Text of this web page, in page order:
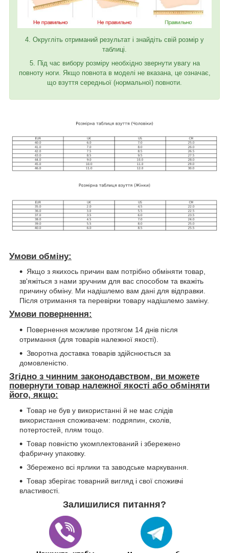
4. Округліть отриманий результат і знайдіть свій розмір у
таблиці.
5. Під час вибору розміру необхідно звернути увагу на
повноту ноги. Якщо повнота в моделі не вказана, це означає,
що взуття середньої (нормальної) повноти.
Умови обміну:
Якщо з якихось причин вам потрібно обміняти товар,
зв'яжіться з нами зручним для вас способом та вкажіть
причину обміну. Ми надішлемо вам дані для відправки.
Після отримання та перевірки товару надішлемо заміну.
Умови повернення:
Повернення можливе протягом 14 днів після
отримання (для товарів належної якості).
Зворотна доставка товарів здійснюється за
домовленістю.
Згідно з чинним законодавством, ви можете
повернути товар належної якості або обміняти
його, якщо:
Товар не був у використанні й не має слідів
використання споживачем: подряпин, сколів,
потертостей, плям тощо.
Товар повністю укомплектований і збережено
фабричну упаковку.
Збережено всі ярлики та заводське маркування.
Товар зберігає товарний вигляд і свої споживчі
властивості.
Залишилися питання?